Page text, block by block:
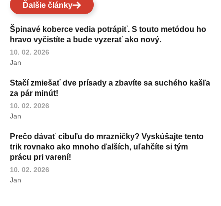
Ďalšie články
Špinavé koberce vedia potrápiť. S touto metódou ho
hravo vyčistíte a bude vyzerať ako nový.
10. 02. 2026
Jan
Stačí zmiešať dve prísady a zbavíte sa suchého kašľa
za pár minút!
10. 02. 2026
Jan
Prečo dávať cibuľu do mrazničky? Vyskúšajte tento
trik rovnako ako mnoho ďalších, uľahčíte si tým
prácu pri varení!
10. 02. 2026
Jan